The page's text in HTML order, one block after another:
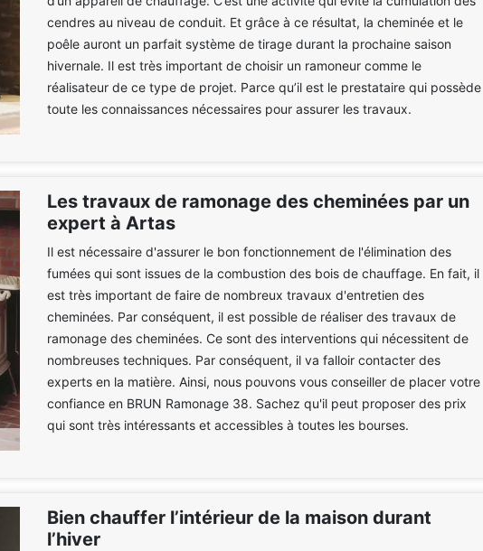
cendres au niveau de conduit. Et grâce à ce résultat, la cheminée et le
poêle auront un parfait système de tirage durant la prochaine saison
hivernale. Il est très important de choisir un ramoneur comme le
réalisateur de ce type de projet. Parce qu’il est le prestataire qui possède
toute les connaissances nécessaires pour assurer les travaux.
Les travaux de ramonage des cheminées par un
expert à Artas
Il est nécessaire d'assurer le bon fonctionnement de l'élimination des
fumées qui sont issues de la combustion des bois de chauffage. En fait, il
est très important de faire de nombreux travaux d'entretien des
cheminées. Par conséquent, il est possible de réaliser des travaux de
ramonage des cheminées. Ce sont des interventions qui nécessitent de
nombreuses techniques. Par conséquent, il va falloir contacter des
experts en la matière. Ainsi, nous pouvons vous conseiller de placer votre
confiance en BRUN Ramonage 38. Sachez qu'il peut proposer des prix
qui sont très intéressants et accessibles à toutes les bourses.
Bien chauffer l’intérieur de la maison durant
l’hiver